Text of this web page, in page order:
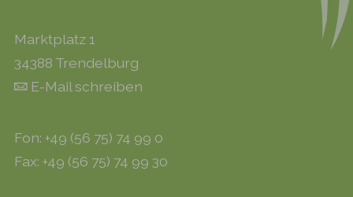
Marktplatz 1
34388 Trendelburg
E-Mail schreiben
Fon: +49 (56 75) 74 99 0
Fax: +49 (56 75) 74 99 30